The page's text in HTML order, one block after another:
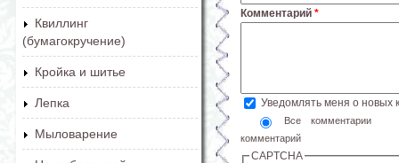
Квиллинг
(бумагокручение)
Кройка и шитье
Лепка
Мыловарение
Комментарий *
Уведомлять меня о новых
Все комментарии
комментарий
CAPTCHA